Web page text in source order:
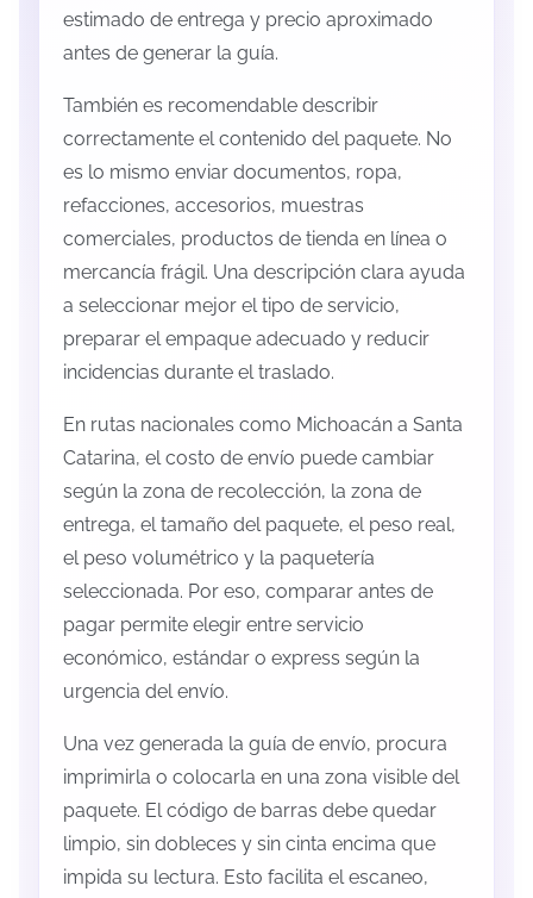
estimado de entrega y precio aproximado
antes de generar la guía.
También es recomendable describir
correctamente el contenido del paquete. No
es lo mismo enviar documentos, ropa,
refacciones, accesorios, muestras
comerciales, productos de tienda en línea o
mercancía frágil. Una descripción clara ayuda
a seleccionar mejor el tipo de servicio,
preparar el empaque adecuado y reducir
incidencias durante el traslado.
En rutas nacionales como Michoacán a Santa
Catarina, el costo de envío puede cambiar
según la zona de recolección, la zona de
entrega, el tamaño del paquete, el peso real,
el peso volumétrico y la paquetería
seleccionada. Por eso, comparar antes de
pagar permite elegir entre servicio
económico, estándar o express según la
urgencia del envío.
Una vez generada la guía de envío, procura
imprimirla o colocarla en una zona visible del
paquete. El código de barras debe quedar
limpio, sin dobleces y sin cinta encima que
impida su lectura. Esto facilita el escaneo,